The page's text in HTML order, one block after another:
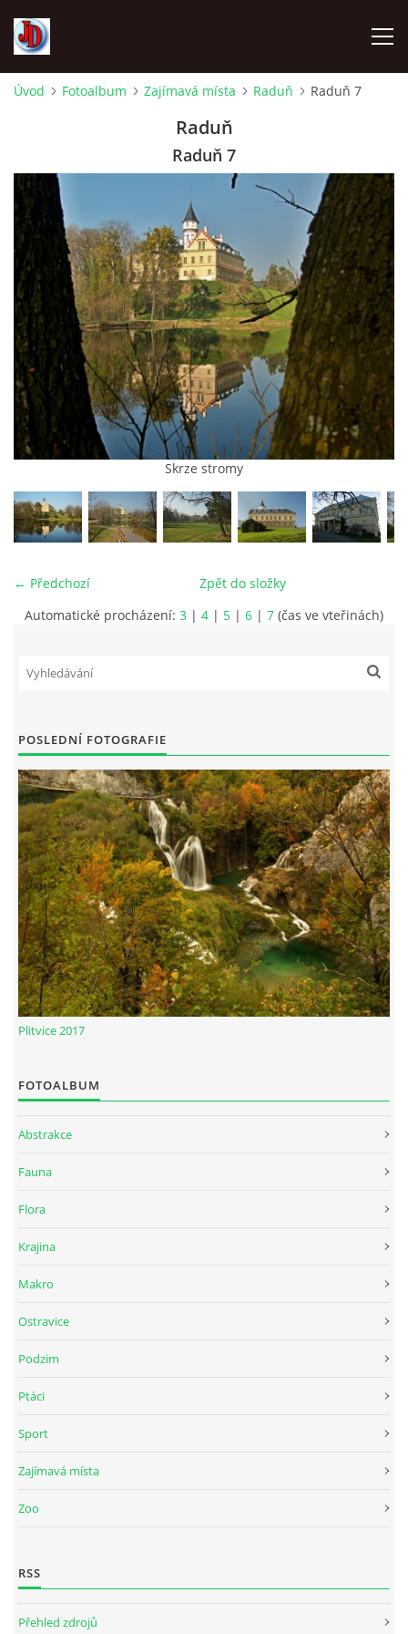
FOTOALBUM
Z CEST
NÁVŠTĚVNÍ KNIHA
OSTRAVICE SRAZY
vm24@atlas.cz
© 2026 eStránky.cz |RSS|Tisk|Aktualizováno: 4. 11. 2025|Nahoru ↑
Úvod Fotoalbum Zajímavá místa Raduň Raduň 7
Raduň
Raduň 7
Skrze stromy
← Předchozí
Zpět do složky
Automatické procházení: 3 | 4 | 5 | 6 | 7 (čas ve vteřinách)
POSLEDNÍ FOTOGRAFIE
Plitvice 2017
FOTOALBUM
Abstrakce
Fauna
Flora
Krajina
Makro
Ostravice
Podzim
Ptáci
Sport
Zajímavá místa
Zoo
RSS
Přehled zdrojů